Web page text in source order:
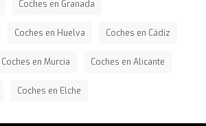
Coches en Granada
Coches en Huelva Coches en Cádiz
Coches en Murcia Coches en Alicante
Coches en Elche